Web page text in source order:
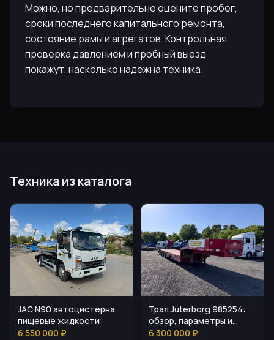
Можно, но предварительно оцените пробег,
сроки последнего капитального ремонта,
состояние рамы и агрегатов. Контрольная
проверка давлением и пробный выезд
покажут, насколько надёжна техника.
Техника из каталога
JAC N90 автоцистерна
пищевые жидкости
6 550 000 ₽
Трал Juterborg 985254:
обзор, параметры и
особенности
6 300 000 ₽